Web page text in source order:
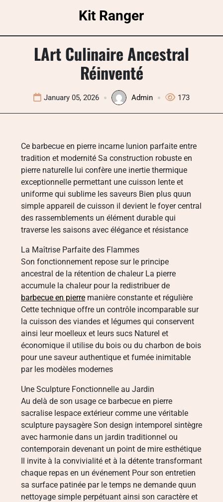
Kit Ranger
LArt Culinaire Ancestral
Réinventé
January 05, 2026 Admin 173
Ce barbecue en pierre incarne lunion parfaite entre
tradition et modernité Sa construction robuste en
pierre naturelle lui confère une inertie thermique
exceptionnelle permettant une cuisson lente et
uniforme qui sublime les saveurs Bien plus quun
simple appareil de cuisson il devient le foyer central
des rassemblements un élément durable qui
traverse les saisons avec élégance et résistance
La Maîtrise Parfaite des Flammes
Son fonctionnement repose sur le principe
ancestral de la rétention de chaleur La pierre
accumule la chaleur pour la redistribuer de
barbecue en pierre manière constante et régulière
Cette technique offre un contrôle incomparable sur
la cuisson des viandes et légumes qui conservent
ainsi leur moelleux et leurs sucs Naturel et
économique il utilise du bois ou du charbon de bois
pour une saveur authentique et fumée inimitable
par les modèles modernes
Une Sculpture Fonctionnelle au Jardin
Au delà de son usage ce barbecue en pierre
sacralise lespace extérieur comme une véritable
sculpture paysagère Son design intemporel sintègre
avec harmonie dans un jardin traditionnel ou
contemporain devenant un point de mire esthétique
Il invite à la convivialité et à la détente transformant
chaque repas en un événement Pour son entretien
sa surface patinée par le temps ne demande quun
nettoyage simple perpétuant ainsi son caractère et